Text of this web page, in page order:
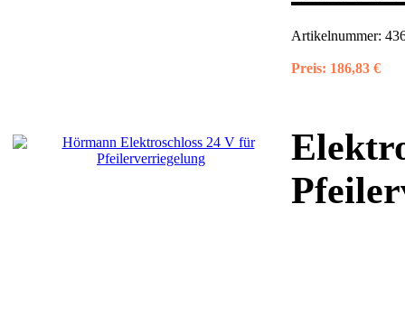
Artikelnummer:
Preis: 186,83 €